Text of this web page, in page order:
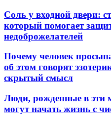
Соль у входной двери:
который помогает
недоброжелателей
Почему человек
об этом говорят
скрытый смысл
Люди, рожденные в эти
могут начать жизнь с